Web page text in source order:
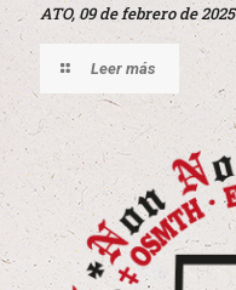
ATO, 09 de febrero de 2025
Leer más